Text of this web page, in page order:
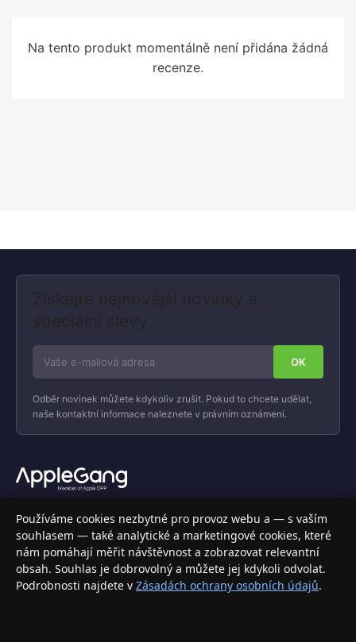
Na tento produkt momentálně není přidána žádná
recenze.
Získejte nejnovější novinky a
speciální slevy
Odběr novinek můžete kdykoliv zrušit. Pokud to chcete udělat,
naše kontaktní informace naleznete v právním oznámení.
Váš specializovaný obchod s Apple produkty, příslušenstvím a
elektronikou. Nakupujte bezpečně a s jistotou.
INFORMACE
Doprava a doručení
Používáme cookies nezbytné pro provoz webu a — s vaším
souhlasem — také analytické a marketingové cookies, které
nám pomáhají měřit návštěvnost a zobrazovat relevantní
obsah. Souhlas je dobrovolný a můžete jej kdykoli odvolat.
Podrobnosti najdete v Zásadách ochrany osobních údajů.